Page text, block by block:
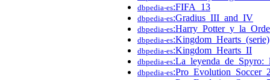
dbpedia-es:FIFA_13
dbpedia-es:Gradius_III_and_IV
dbpedia-es
dbpedia-es:Kingdom_Hearts_(serie)
dbpedia-es:Kingdom_Hearts_II
dbpedia-es
dbpedia-es